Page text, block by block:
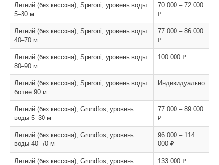
Летний (без кессона), Speroni, уровень воды
5–30 м
70 000 – 72 000
₽
Летний (без кессона), Speroni, уровень воды
40–70 м
77 000 – 86 000
₽
Летний (без кессона), Speroni, уровень воды
80–90 м
100 000 ₽
Летний (без кессона), Speroni, уровень воды
более 90 м
Индивидуально
Летний (без кессона), Grundfos, уровень
воды 5–30 м
77 000 – 89 000
₽
Летний (без кессона), Grundfos, уровень
воды 40–70 м
96 000 – 114
000 ₽
Летний (без кессона), Grundfos, уровень
133 000 ₽